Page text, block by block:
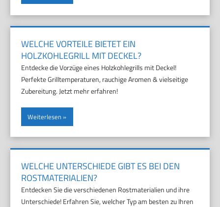
WELCHE VORTEILE BIETET EIN
HOLZKOHLEGRILL MIT DECKEL?
Entdecke die Vorzüge eines Holzkohlegrills mit Deckel!
Perfekte Grilltemperaturen, rauchige Aromen & vielseitige
Zubereitung. Jetzt mehr erfahren!
Weiterlesen
WELCHE UNTERSCHIEDE GIBT ES BEI DEN
ROSTMATERIALIEN?
Entdecken Sie die verschiedenen Rostmaterialien und ihre
Unterschiede! Erfahren Sie, welcher Typ am besten zu Ihren